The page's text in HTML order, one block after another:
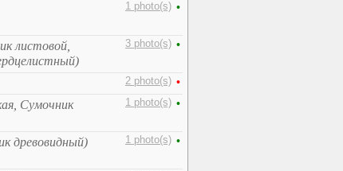
1 photo(s) •
листовой,
3 photo(s) •
2 photo(s) •
Сумочник
1 photo(s) •
древовидный) 1 photo(s) •